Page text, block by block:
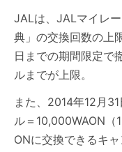
JALは、JALマイレ
典」の交換回数の上
日までの期間限定で
ルまでが上限。
また、2014年12月
ル＝10,000WAON
ONに交換できるキャ